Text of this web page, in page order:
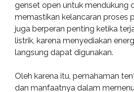
genset open untuk mendukung
memastikan kelancaran proses
juga berperan penting ketika
listrik, karena menyediakan
langsung dapat digunakan.
Oleh karena itu, pemahaman
dan manfaatnya dalam